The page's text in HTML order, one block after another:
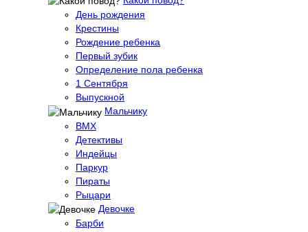
День рождения
Крестины
Рождение ребенка
Первый зубик
Определение пола ребенка
1 Сентября
Выпускной
Мальчику
BMX
Детективы
Индейцы
Паркур
Пираты
Рыцари
Девочке
Барби